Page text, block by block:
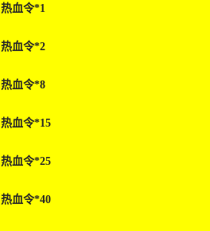
热血令*1
热血令*2
热血令*8
热血令*15
热血令*25
热血令*40